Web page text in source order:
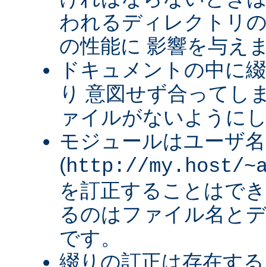
われるディレクトリ
の性能に 影響を与え
ドキュメントの中に
り 意図せず合ってし
ァイルがないように
モジュールはユーザ
(http://my.host/
を訂正することはで
るのはファイル名と
です。
綴りの訂正は存在す